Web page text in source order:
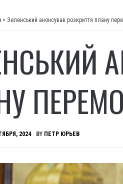
> Зеленський анонсував розкриття плану
2024 BY ПЕТР ЮРЬЕВ